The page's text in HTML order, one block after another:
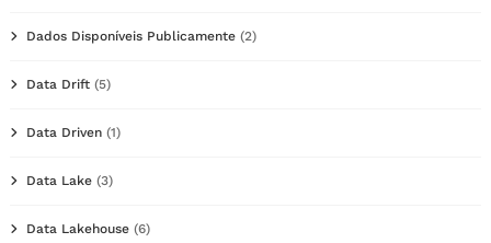
Dados Disponíveis Publicamente (2)
Data Drift (5)
Data Driven (1)
Data Lake (3)
Data Lakehouse (6)